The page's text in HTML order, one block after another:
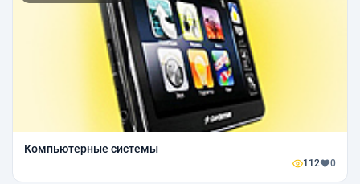
Компьютерные системы
112 0